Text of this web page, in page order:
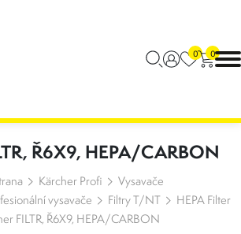
0 0
Ř6X9, HEPA/CARBON
Kärcher Profi
Vysavače
vysavače
Filtry T/NT
HEPA Filter
FILTR, Ř6X9, HEPA/CARBON